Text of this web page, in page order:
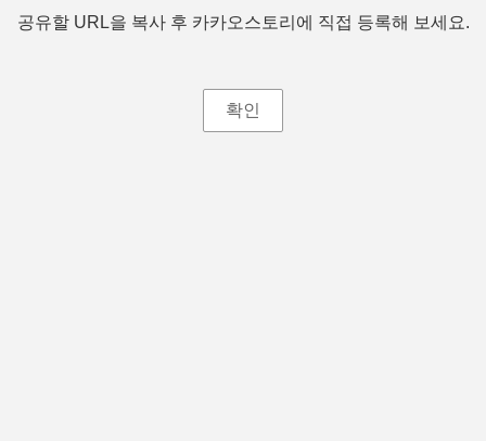
공유할 URL을 복사 후 카카오스토리에 직접 등록해 보세요.
확인